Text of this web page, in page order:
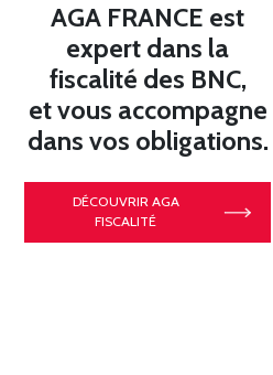
AGA FRANCE est
expert dans la
fiscalité des BNC,
et vous accompagne
dans vos obligations.
DÉCOUVRIR AGA
FISCALITÉ